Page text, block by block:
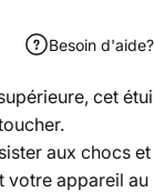
Besoin d'aide?
cet étui
aux chocs et
votre appareil au